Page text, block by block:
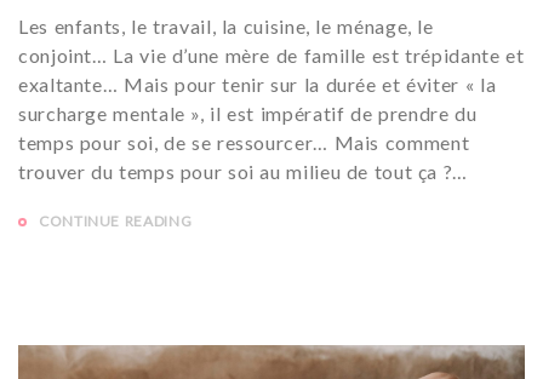
Les enfants, le travail, la cuisine, le ménage, le
conjoint… La vie d’une mère de famille est trépidante et
exaltante… Mais pour tenir sur la durée et éviter « la
surcharge mentale », il est impératif de prendre du
temps pour soi, de se ressourcer… Mais comment
trouver du temps pour soi au milieu de tout ça ?…
CONTINUE READING